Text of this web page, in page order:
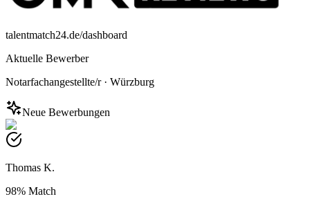
talentmatch24.de/dashboard
Aktuelle Bewerber
Notarfachangestellte/r· Würzburg
Neue Bewerbungen
Thomas K.
98% Match